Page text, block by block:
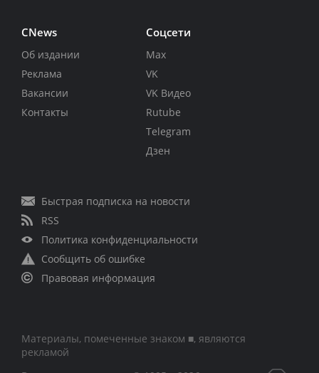
CNews
Об издании
Реклама
Вакансии
Контакты
Соцсети
Max
VK
VK Видео
Rutube
Telegram
Дзен
Быстрая подписка на новости
RSS
Политика конфиденциальности
Сообщить об ошибке
Правовая информация
Материалы, помеченные знаком ■, являются
рекламой